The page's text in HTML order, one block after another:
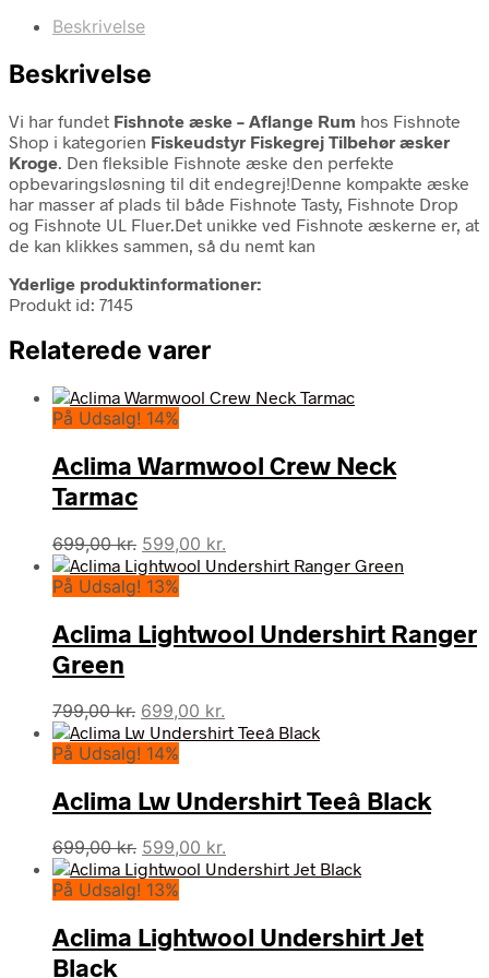
Beskrivelse
Beskrivelse
Vi har fundet Fishnote æske – Aflange Rum hos Fishnote
Shop i kategorien Fiskeudstyr Fiskegrej Tilbehør æsker
Kroge. Den fleksible Fishnote æske den perfekte
opbevaringsløsning til dit endegrej!Denne kompakte æske
har masser af plads til både Fishnote Tasty, Fishnote Drop
og Fishnote UL Fluer.Det unikke ved Fishnote æskerne er, at
de kan klikkes sammen, så du nemt kan
Yderlige produktinformationer:
Produkt id: 7145
Relaterede varer
På Udsalg! 14%
Aclima Warmwool Crew Neck
Tarmac
699,00kr. Den
oprindelige
pris
699,00 kr..
599,00 kr.
aktuelle
599,00 kr..
På Udsalg! 13%
Aclima Lightwool Undershirt Ranger
Green
799,00kr. Den
oprindelige
pris
799,00 kr..
699,00 kr.
aktuelle
699,00 kr..
På Udsalg! 14%
Aclima Lw Undershirt Teeâ Black
699,00kr. Den
oprindelige
pris
699,00 kr..
599,00 kr.
aktuelle
599,00 kr..
På Udsalg! 13%
Aclima Lightwool Undershirt Jet
Black